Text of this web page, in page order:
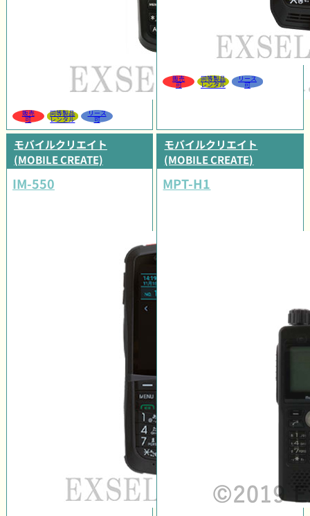
販売
可
同等製品
レンタル
リース
可
販売
可
同等製品
レンタル
リース
可
モバイルクリエイト
(MOBILE CREATE)
IM-550
モバイルクリエイト
(MOBILE CREATE)
MPT-H1